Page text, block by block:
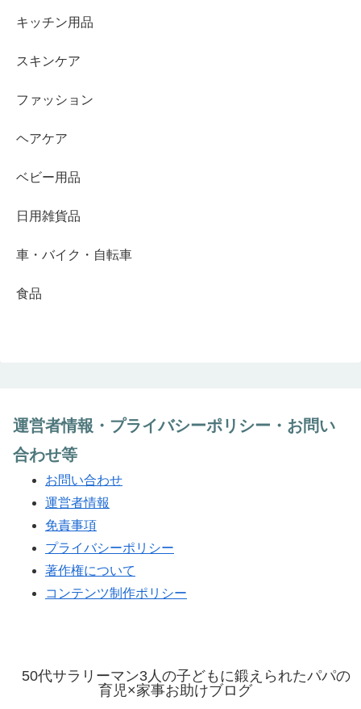
キッチン用品
スキンケア
ファッション
ヘアケア
ベビー用品
日用雑貨品
車・バイク・自転車
食品
運営者情報・プライバシーポリシー・お問い
合わせ等
お問い合わせ
運営者情報
免責事項
プライバシーポリシー
著作権について
コンテンツ制作ポリシー
50代サラリーマン3人の子どもに鍛えられたパパの
育児×家事お助けブログ